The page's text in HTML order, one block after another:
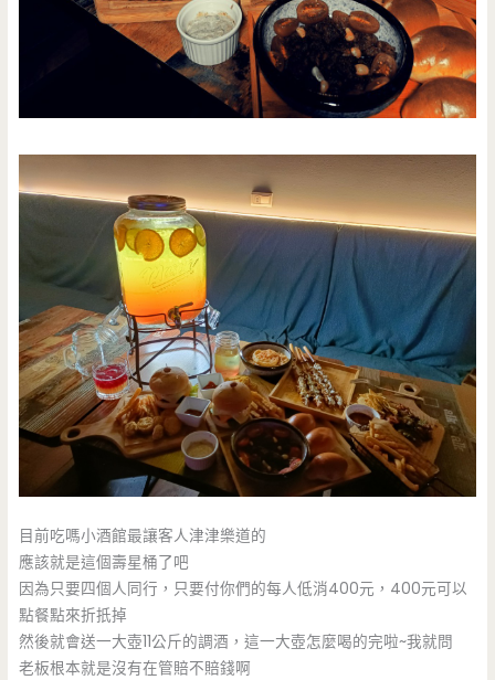
目前吃嗎小酒館最讓客人津津樂道的
應該就是這個壽星桶了吧
因為只要四個人同行，只要付你們的每人低消400元，400元可以
點餐點來折扺掉
然後就會送一大壺11公斤的調酒，這一大壺怎麼喝的完啦~我就問
老板根本就是沒有在管賠不賠錢啊